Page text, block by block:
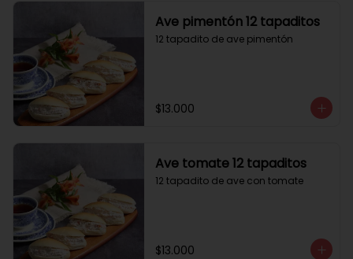
Ave pimentón 12 tapaditos
12 tapadito de ave pimentón
$13.000
Ave tomate 12 tapaditos
12 tapadito de ave con tomate
$13.000